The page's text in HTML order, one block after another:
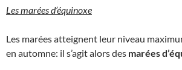
Les marées d’équinoxe
Les marées atteignent leur niveau
en automne: il s’agit alors des marées